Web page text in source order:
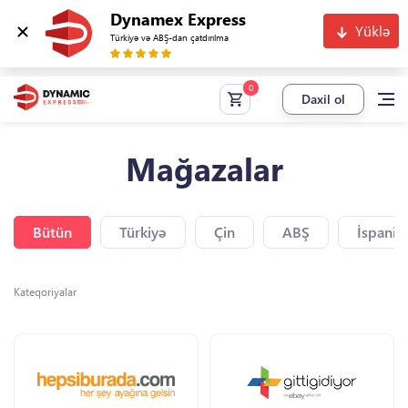
Dynamex Express
Türkiyə və ABŞ-dan çatdırılma Yüklə
Daxil ol
Mağazalar
Bütün Türkiyə Çin ABŞ
Kateqoriyalar